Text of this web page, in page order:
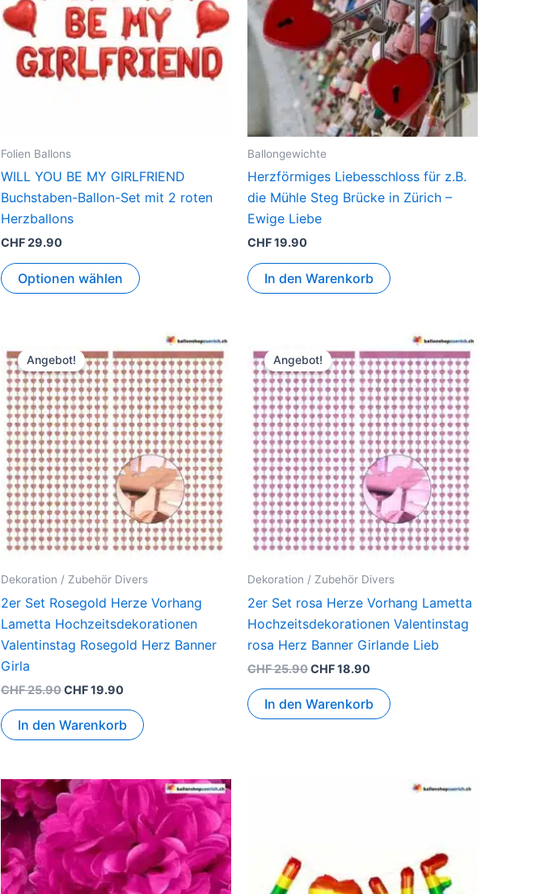
Folien Ballons
WILL YOU BE MY GIRLFRIEND
Buchstaben-Ballon-Set mit 2 roten
Herzballons
CHF29.90
Optionen wählen
Ballongewichte
Herzförmiges Liebesschloss für z.B.
die Mühle Steg Brücke in Zürich –
Ewige Liebe
CHF19.90
In den Warenkorb
Angebot!
Dekoration / Zubehör Divers
2er Set Rosegold Herze Vorhang
Lametta Hochzeitsdekorationen
Valentinstag Rosegold Herz Banner
Girla
CHF25.90
Preis
war:
CHF 25.90
CHF19.90
Aktueller
Preis
ist:
CHF 19.90.
In den Warenkorb
Angebot!
Dekoration / Zubehör Divers
2er Set rosa Herze Vorhang Lametta
Hochzeitsdekorationen Valentinstag
rosa Herz Banner Girlande Lieb
CHF25.90
Preis
war:
CHF 25.90
CHF18.90
Aktueller
Preis
ist:
CHF 18.90.
In den Warenkorb